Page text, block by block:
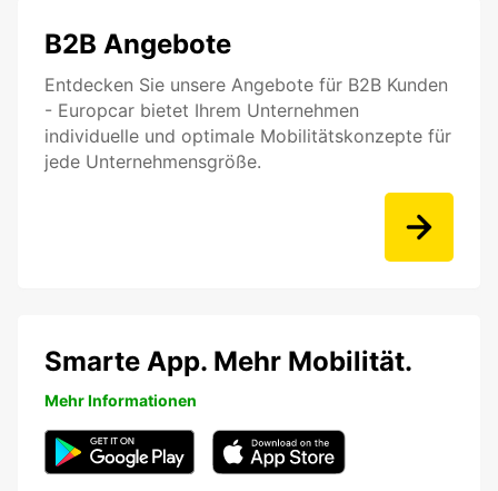
B2B Angebote
Entdecken Sie unsere Angebote für B2B Kunden
- Europcar bietet Ihrem Unternehmen
individuelle und optimale Mobilitätskonzepte für
jede Unternehmensgröße.
Smarte App. Mehr Mobilität.
Mehr Informationen